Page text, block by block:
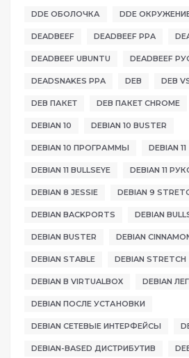
DDE ОБОЛОЧКА DDE
DEADBEEF DEADBEEF PPA
DEADBEEF UBUNTU DEADBEEF
DEADSNAKES PPA DEB DEB
DEB ПАКЕТ DEB ПАКЕТ CHROME
DEBIAN 10 DEBIAN 10 BUSTER
DEBIAN 10 ПРОГРАММЫ DEBIAN 11
DEBIAN 11 BULLSEYE DEBIAN 11
DEBIAN 8 JESSIE DEBIAN 9
DEBIAN BACKPORTS DEBIAN
DEBIAN BUSTER DEBIAN
DEBIAN STABLE DEBIAN STRETCH
DEBIAN В VIRTUALBOX DEBIAN
DEBIAN ПОСЛЕ УСТАНОВКИ
DEBIAN СЕТЕВЫЕ ИНТЕРФЕЙСЫ
DEBIAN-BASED ДИСТРИБУТИВ